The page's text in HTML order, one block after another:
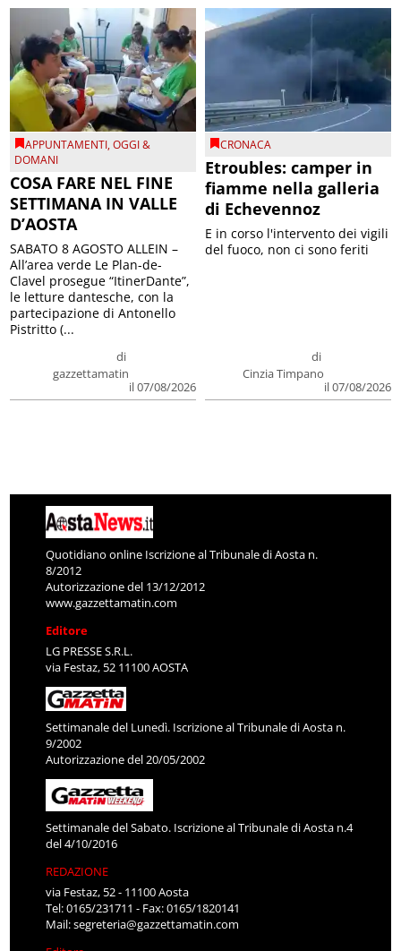
APPUNTAMENTI,OGGI &
DOMANI
COSA FARE NEL FINE
SETTIMANA IN VALLE
D’AOSTA
di
gazzettamatin
il 07/08/2026
SABATO 8 AGOSTO ALLEIN –
All’area verde Le Plan-de-
Clavel prosegue “ItinerDante”,
le letture dantesche, con la
partecipazione di Antonello
Pistritto (...
CRONACA
Etroubles: camper in
fiamme nella galleria
di Echevennoz
di
Cinzia Timpano
il 07/08/2026
E in corso l'intervento dei vigili
del fuoco, non ci sono feriti
Quotidiano online Iscrizione al Tribunale di Aosta n.
8/2012
Autorizzazione del 13/12/2012
www.gazzettamatin.com
Editore
LG PRESSE S.R.L.
via Festaz, 52 11100 AOSTA
Settimanale del Lunedì. Iscrizione al Tribunale di Aosta n.
9/2002
Autorizzazione del 20/05/2002
Settimanale del Sabato. Iscrizione al Tribunale di Aosta n.4
del 4/10/2016
REDAZIONE
via Festaz, 52 - 11100 Aosta
Tel: 0165/231711 - Fax: 0165/1820141
Mail:segreteria@gazzettamatin.com